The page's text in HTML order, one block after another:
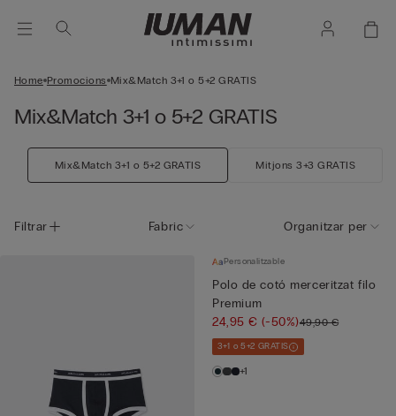
Home Promocions Mix&Match 3+1 o 5+2 GRATIS
Mix&Match 3+1 o 5+2 GRATIS
Mix&Match 3+1 o 5+2 GRATIS Mitjons 3+3 GRATIS
Filtrar Fabric Organitzar per
Personalitzable
Polo de cotó merceritzat filo
Premium
24,95 €(-50%)49,90 €
3+1 o 5+2 GRATIS
+1